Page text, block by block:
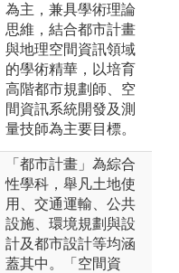
為主，兼具學術理論
思維，結合都市計畫
與地理空間資訊領域
的學術精華，以培育
高階都市規劃師、空
間資訊系統開發及測
量技師為主要目標。
「都市計畫」為綜合
性學科，舉凡土地使
用、交通運輸、公共
設施、環境規劃與設
計及都市設計等均涵
蓋其中。「空間資